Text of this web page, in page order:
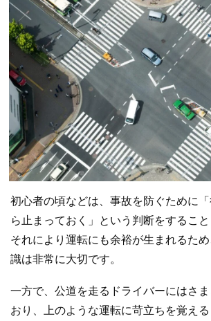
初心者の頃などは、事故を防ぐために
ら止まっておく」という判断をすること
それにより運転にも余裕が生まれるた
識は非常に大切です。
一方で、公道を走るドライバーにはさ
おり、上のような運転に苛立ちを覚え